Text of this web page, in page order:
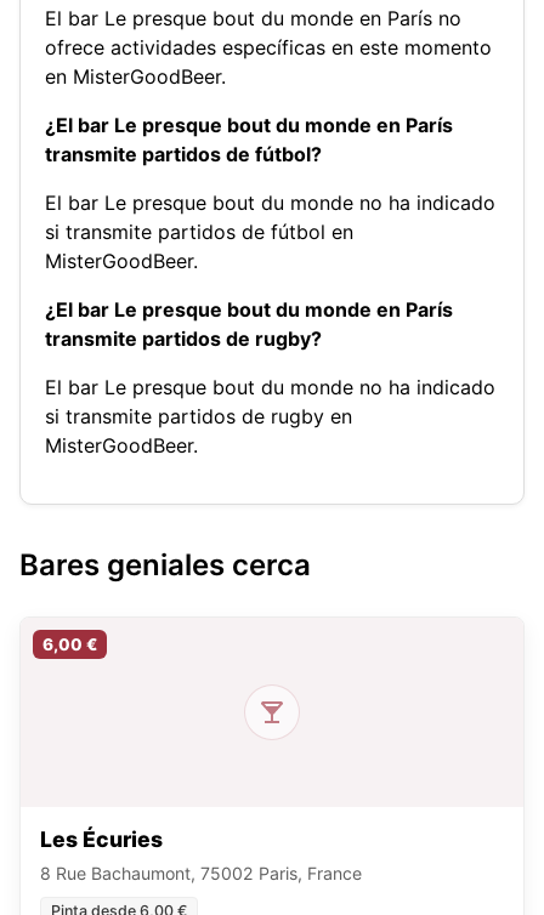
El bar Le presque bout du monde en París no
ofrece actividades específicas en este momento
en MisterGoodBeer.
¿El bar Le presque bout du monde en París
transmite partidos de fútbol?
El bar Le presque bout du monde no ha indicado
si transmite partidos de fútbol en
MisterGoodBeer.
¿El bar Le presque bout du monde en París
transmite partidos de rugby?
El bar Le presque bout du monde no ha indicado
si transmite partidos de rugby en
MisterGoodBeer.
Bares geniales cerca
6,00 €
Les Écuries
8 Rue Bachaumont, 75002 Paris, France
Pinta desde 6,00 €